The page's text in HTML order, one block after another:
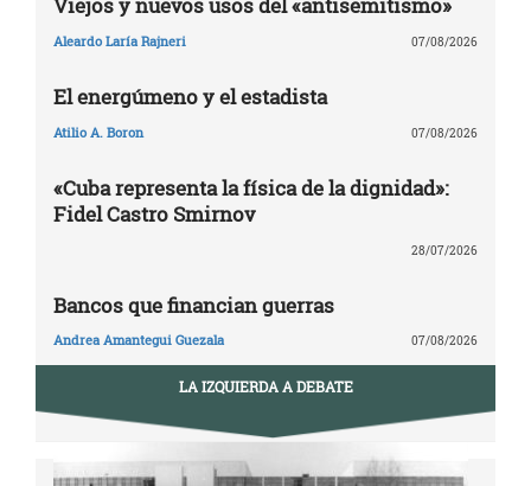
Aleardo Laría Rajneri 07/08/2026
El energúmeno y el estadista
Atilio A. Boron 07/08/2026
«Cuba representa la física de la dignidad»:
Fidel Castro Smirnov
28/07/2026
Bancos que financian guerras
Andrea Amantegui Guezala 07/08/2026
LA IZQUIERDA A DEBATE